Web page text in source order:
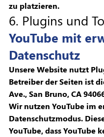
zu platzieren.
6. Plugins und
YouTube mit
Datenschutz
Unsere Website nutzt
Betreiber der Seiten ist
Ave., San Bruno, CA
Wir nutzen YouTube im
Datenschutzmodus.
YouTube, dass